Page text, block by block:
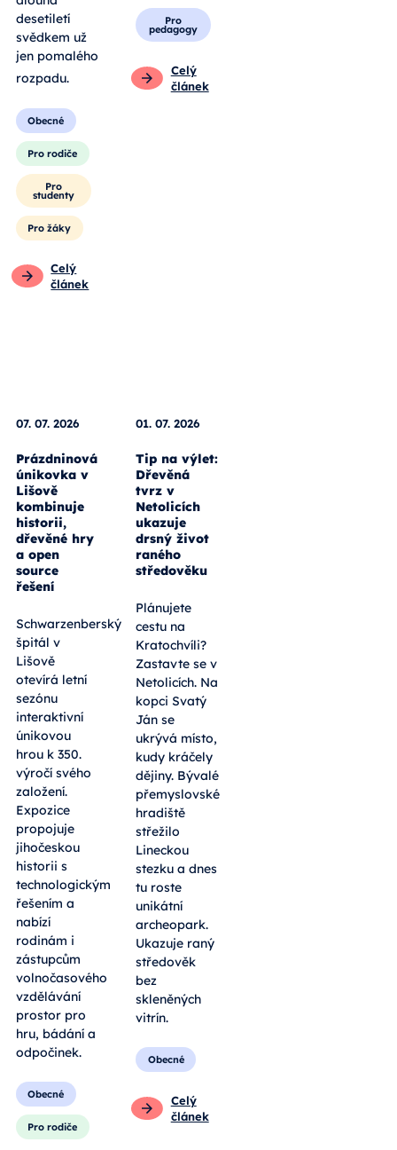
desetiletí
svědkem už
jen pomalého
rozpadu.
Obecné
Pro rodiče
Pro
studenty
Pro žáky
Celý
článek
Pro
pedagogy
Celý
článek
07. 07. 2026
Prázdninová
únikovka v
Lišově
kombinuje
historii,
dřevěné hry
a open
source
řešení
Schwarzenberský
špitál v
Lišově
otevírá letní
sezónu
interaktivní
únikovou
hrou k 350.
výročí svého
založení.
Expozice
propojuje
jihočeskou
historii s
technologickým
řešením a
nabízí
rodinám i
zástupcům
volnočasového
vzdělávání
prostor pro
hru, bádání a
odpočinek.
Obecné
Pro rodiče
01. 07. 2026
Tip na výlet:
Dřevěná
tvrz v
Netolicích
ukazuje
drsný život
raného
středověku
Plánujete
cestu na
Kratochvíli?
Zastavte se v
Netolicích. Na
kopci Svatý
Ján se
ukrývá místo,
kudy kráčely
dějiny. Bývalé
přemyslovské
hradiště
střežilo
Lineckou
stezku a dnes
tu roste
unikátní
archeopark.
Ukazuje raný
středověk
bez
skleněných
vitrín.
Obecné
Celý
článek